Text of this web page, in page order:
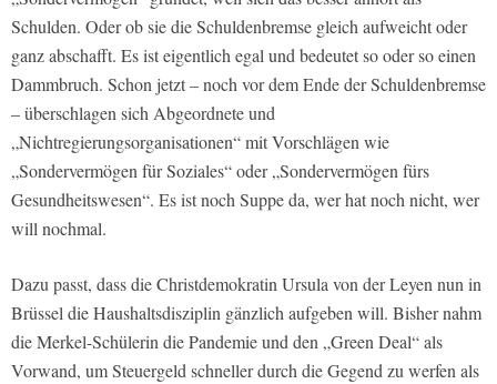
Schulden. Oder ob sie die Schuldenbremse gleich aufweicht oder
ganz abschafft. Es ist eigentlich egal und bedeutet so oder so einen
Dammbruch. Schon jetzt – noch vor dem Ende der Schuldenbremse
– überschlagen sich Abgeordnete und
„Nichtregierungsorganisationen“ mit Vorschlägen wie
„Sondervermögen für Soziales“ oder „Sondervermögen fürs
Gesundheitswesen“. Es ist noch Suppe da, wer hat noch nicht, wer
will nochmal.
Dazu passt, dass die Christdemokratin Ursula von der Leyen nun in
Brüssel die Haushaltsdisziplin gänzlich aufgeben will. Bisher nahm
die Merkel-Schülerin die Pandemie und den „Green Deal“ als
Vorwand, um Steuergeld schneller durch die Gegend zu werfen als